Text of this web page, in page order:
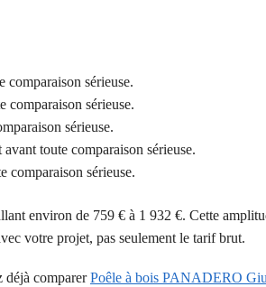
comparaison sérieuse.
comparaison sérieuse.
sérieuse.
toute comparaison sérieuse.
comparaison sérieuse.
environ de 759 € à 1 932 €. Cette
votre projet, pas seulement le tarif brut.
déjà comparerPoêle à bois PANADERO